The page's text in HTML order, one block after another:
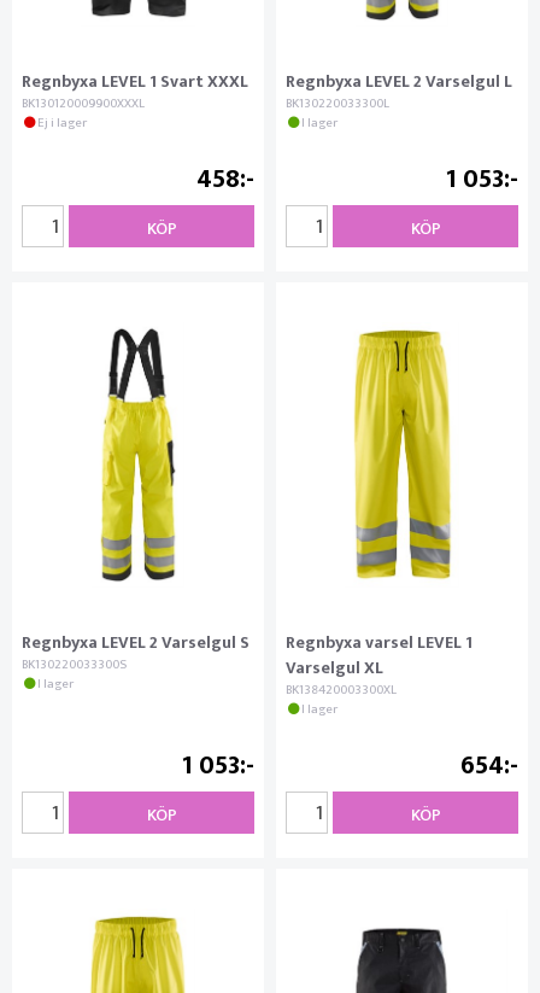
Regnbyxa LEVEL 1 Svart XXXL
BK130120009900XXXL
Ej i lager
458
KÖP
Regnbyxa LEVEL 2 Varselgul L
BK130220033300L
I lager
1 053
KÖP
Regnbyxa LEVEL 2 Varselgul S
BK130220033300S
I lager
1 053
KÖP
Regnbyxa varsel LEVEL 1
Varselgul XL
BK138420003300XL
I lager
654
KÖP